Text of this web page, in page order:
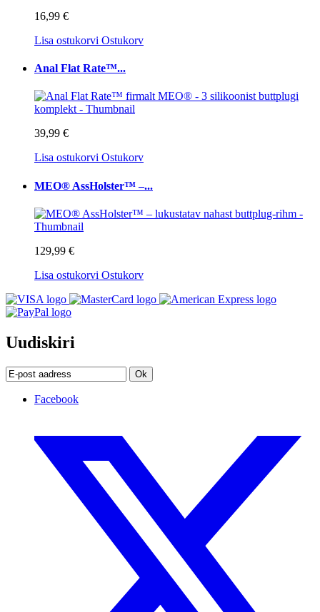
16,99 €
Lisa ostukorvi Ostukorv
Anal Flat Rate™...
39,99 €
Lisa ostukorvi Ostukorv
MEO® AssHolster™ –...
129,99 €
Lisa ostukorvi Ostukorv
Uudiskiri
Ok
Facebook